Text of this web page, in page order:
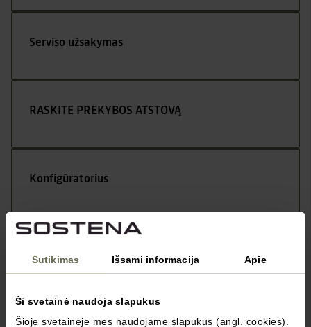
Sutikimas Išsami informacija Apie
Ši svetainė naudoja slapukus
Šioje svetainėje mes naudojame slapukus (angl. cookies).
Serviso užsakymas
RASKITE PREKYBOS ATSTOVĄ
Konfigūratorius
Kontaktai